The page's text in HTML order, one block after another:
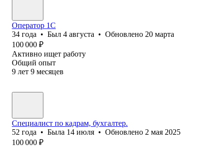
Оператор 1C
34 года • Был 4 августа • Обновлено 20 марта
100 000 ₽
Активно ищет работу
Общий опыт
9 лет 9 месяцев
Специалист по кадрам, бухгалтер.
52 года • Была 14 июля • Обновлено 2 мая 2025
100 000 ₽